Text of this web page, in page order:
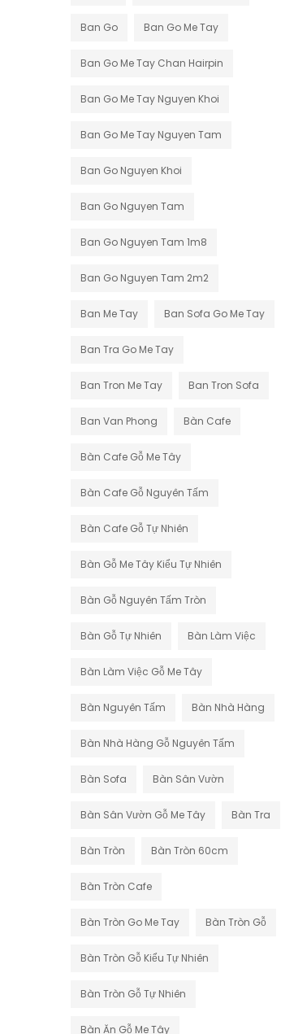
Ban Go Ban Go Me Tay
Ban Go Me Tay Chan Hairpin
Ban Go Me Tay Nguyen Khoi
Ban Go Me Tay Nguyen Tam
Ban Go Nguyen Khoi
Ban Go Nguyen Tam
Ban Go Nguyen Tam 1m8
Ban Go Nguyen Tam 2m2
Ban Me Tay Ban Sofa Go Me Tay
Ban Tra Go Me Tay
Ban Tron Me Tay Ban Tron Sofa
Ban Van Phong Bàn Cafe
Bàn Cafe Gỗ Me Tây
Bàn Cafe Gỗ Nguyên Tấm
Bàn Cafe Gỗ Tự Nhiên
Bàn Gỗ Me Tây Kiểu Tự Nhiên
Bàn Gỗ Nguyên Tấm Tròn
Bàn Gỗ Tự Nhiên Bàn Làm Việc
Bàn Làm Việc Gỗ Me Tây
Bàn Nguyên Tấm Bàn Nhà Hàng
Bàn Nhà Hàng Gỗ Nguyên Tấm
Bàn Sofa Bàn Sân Vườn
Bàn Sân Vườn Gỗ Me Tây Bàn Tra
Bàn Tròn Bàn Tròn 60cm
Bàn Tròn Cafe
Bàn Tròn Go Me Tay Bàn Tròn Gỗ
Bàn Tròn Gỗ Kiểu Tự Nhiên
Bàn Tròn Gỗ Tự Nhiên
Bàn Ăn Gỗ Me Tây